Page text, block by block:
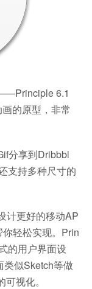
6.1
的原型，非常
分享到Dribbbl
支持多种尺寸的
计更好的移动AP
轻松实现。Prin
的用户界面设
似Sketch等做
视化。